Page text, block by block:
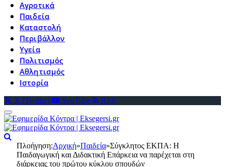
Αγροτικά
Παιδεία
Καταστολή
Περιβάλλον
Υγεία
Πολιτισμός
Αθλητισμός
Ιστορία
X (Twitter) YouTube RSS
Πλοήγηση:Αρχική»Παιδεία»Σύγκλητος ΕΚΠΑ: Η
Παιδαγωγική και Διδακτική Επάρκεια να παρέχεται στη
διάρκειας του πρώτου κύκλου σπουδών